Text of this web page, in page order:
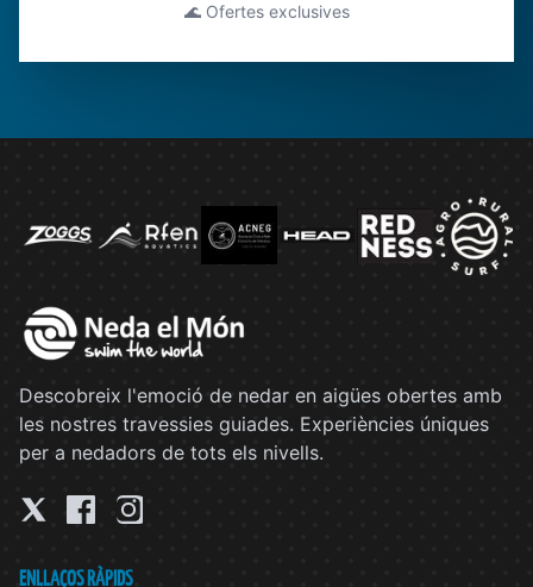
🌊 Ofertes exclusives
Descobreix l'emoció de nedar en aigües obertes amb
les nostres travessies guiades. Experiències úniques
per a nedadors de tots els nivells.
ENLLAÇOS RÀPIDS